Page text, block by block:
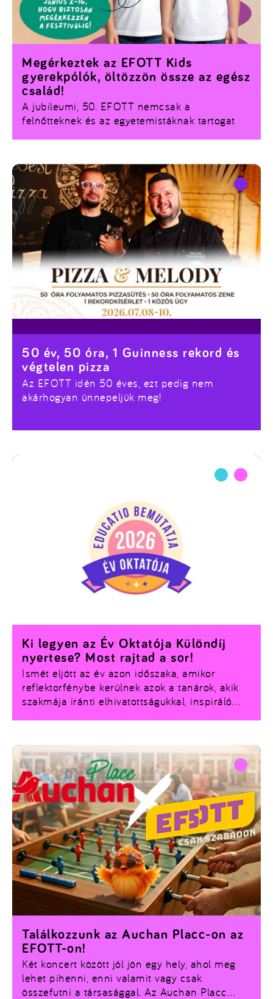
A jubileumi, 50. EFOTT nemcsak a
felnőtteknek és az egyetemistáknak tartogat
magasabb szintre emelik a családi bulizást,
ugyanis hivatalosan is megérkeztek a várva
vártEFOTT Kids gyerekpólók, ráadásul a
szülőkről sem feledkeztek meg. A kollekció
tagjaként a felnőtt verziók is elérhetővé váltak.
Megérkeztek az EFOTT Kids
gyerekpólók, öltözzön össze az egész
család!
Az EFOTT idén 50 éves, ezt pedig nem
akárhogyan ünnepeljük meg!
50 év, 50 óra, 1 Guinness rekord és
végtelen pizza
Ismét eljött az év azon időszaka, amikor
reflektorfénybe kerülnek azok a tanárok, akik
szakmája iránti elhivatottságukkal, inspiráló
Gőzerővel
tart még az Év Oktatója Különdíj
hivatalos közönségszavazása, a végső döntés
pedig most teljesen a ti kezetekben van! Ne
hagyd ki a lehetőséget, hogy kifejezd a háládat
és elismerésedet annak a pedagógusnak, aki a
legtöbbet tette a fejlődésedért.
Ki legyen az Év Oktatója Különdíj
nyertese? Most rajtad a sor!
Két koncert között jól jön egy hely, ahol meg
lehet pihenni, enni valamit vagy csak
összefutni a társasággal. Az Auchan Placc
Találkozzunk az Auchan Placc-on az
EFOTT-on!